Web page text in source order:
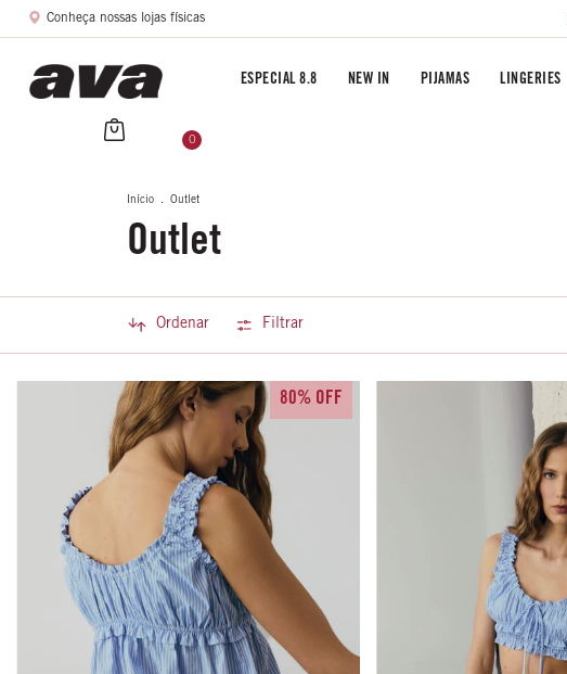
Conheça nossas lojas físicas
ESPECIAL 8.8 NEW IN PIJAMAS LINGERIES
0
Início . Outlet
Outlet
Ordenar Filtrar
80% OFF